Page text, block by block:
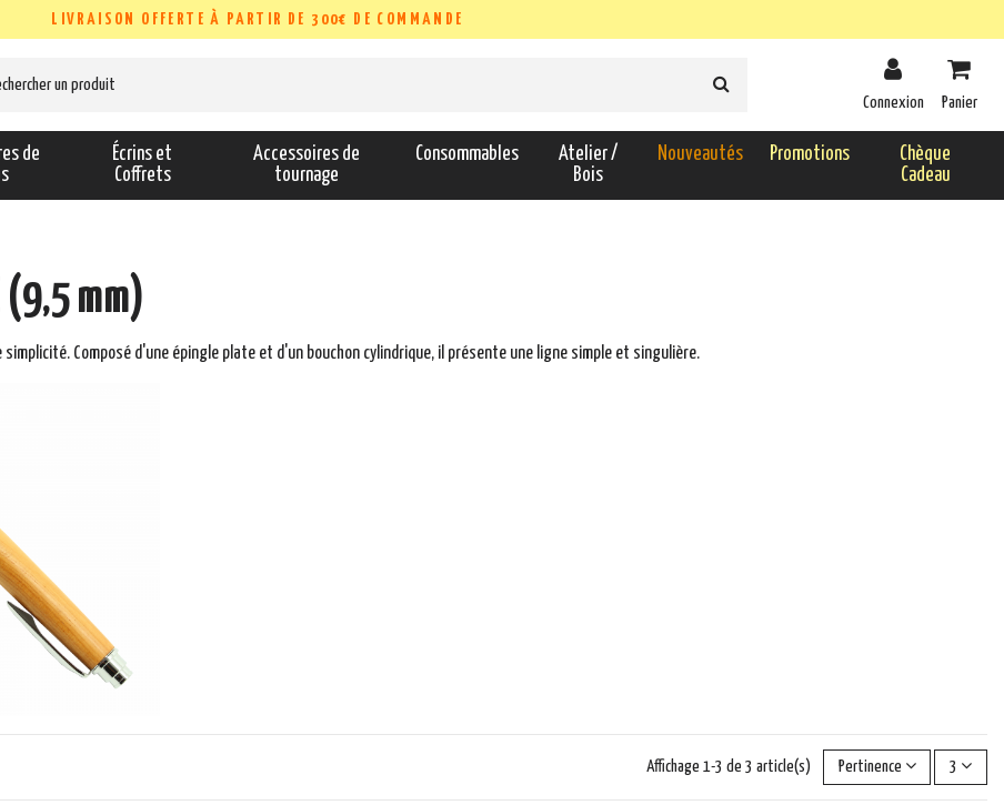
LIVRAISON OFFERTE À PARTIR DE 300€ DE COMMANDE
Connexion Panier
de
Écrins et
Coffrets
Accessoires de
tournage
Consommables
Atelier /
Bois
Nouveautés Promotions
Chèque
Cadeau
(9,5 mm)
Composé d'une épingle plate et d'un bouchon cylindrique, il présente une ligne simple et singulière.
Affichage 1-3 de 3 article(s) Pertinence 3